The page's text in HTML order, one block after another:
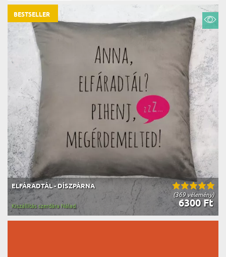
(369 vélemény)
ELFÁRADTÁL - DÍSZPÁRNA
6300 Ft
Kiszállítás szerdára Nálad
BESTSELLER